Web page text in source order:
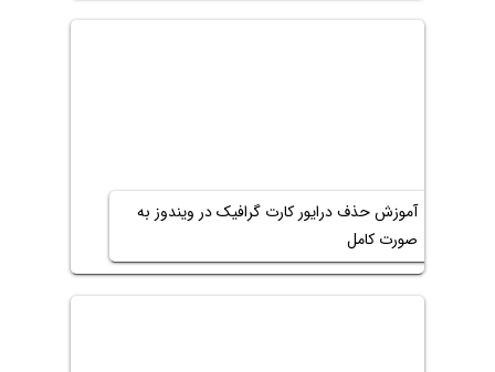
آموزش حذف درایور کارت گرافیک در ویندوز به
صورت کامل